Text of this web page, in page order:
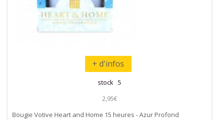
+ d'infos
stock 5
2,95€
Bougie Votive Heart and Home 15 heures - Azur Profond